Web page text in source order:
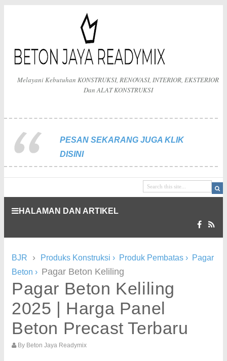
Melayani Kebutuhan KONSTRUKSI, RENOVASI, INTERIOR, EKSTERIOR
Dan ALAT KONSTRUKSI
PESAN SEKARANG JUGA KLIK
DISINI
HALAMAN DAN ARTIKEL
BJR › Produks Konstruksi › Produk Pembatas › Pagar
Beton › Pagar Beton Keliling
Pagar Beton Keliling
2025 | Harga Panel
Beton Precast Terbaru
By Beton Jaya Readymix